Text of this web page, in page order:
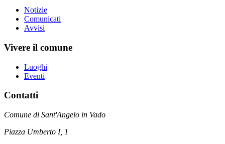
Notizie
Comunicati
Avvisi
Vivere il comune
Luoghi
Eventi
Contatti
Comune di Sant'Angelo in Vado
Piazza Umberto I, 1